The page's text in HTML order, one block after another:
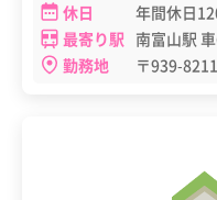
休日
年間休日
最寄り駅 南富山駅
勤務地
〒939-